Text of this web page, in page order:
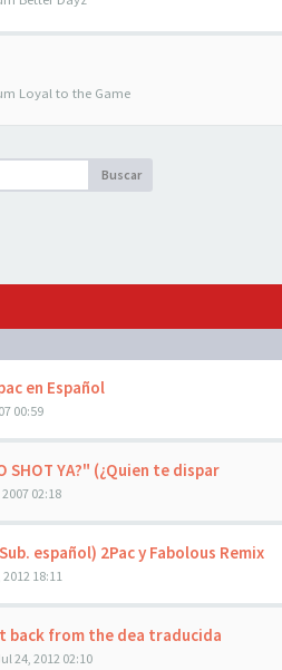
Loyal to the Game
Buscar
en Español
00:59
SHOT YA?" (¿Quien te dispar
02:18
español) 2Pac y Fabolous Remix
2012 18:11
back from the dea traducida
24, 2012 02:10